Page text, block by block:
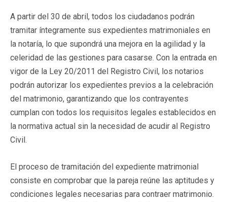
A partir del 30 de abril, todos los ciudadanos podrán
tramitar íntegramente sus expedientes matrimoniales en
la notaría, lo que supondrá una mejora en la agilidad y la
celeridad de las gestiones para casarse. Con la entrada en
vigor de la Ley 20/2011 del Registro Civil, los notarios
podrán autorizar los expedientes previos a la celebración
del matrimonio, garantizando que los contrayentes
cumplan con todos los requisitos legales establecidos en
la normativa actual sin la necesidad de acudir al Registro
Civil.
El proceso de tramitación del expediente matrimonial
consiste en comprobar que la pareja reúne las aptitudes y
condiciones legales necesarias para contraer matrimonio.